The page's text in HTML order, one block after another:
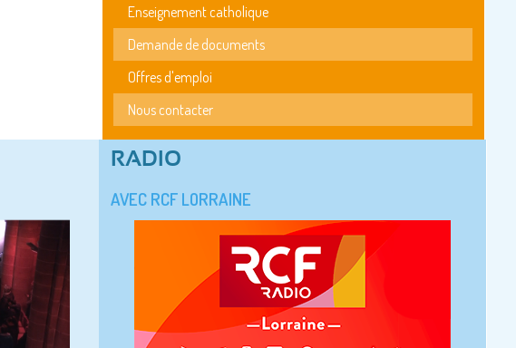
Enseignement catholique
Demande de documents
Offres d'emploi
Nous contacter
RADIO
AVEC RCF LORRAINE